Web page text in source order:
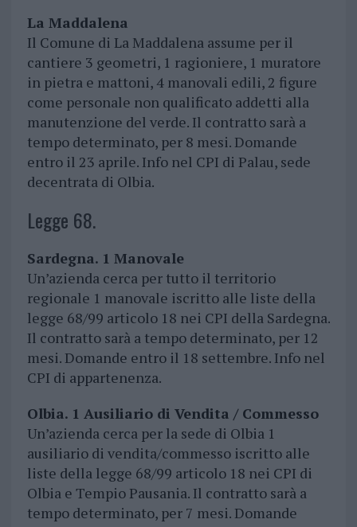
La Maddalena
Il Comune di La Maddalena assume per il
cantiere 3 geometri, 1 ragioniere, 1 muratore
in pietra e mattoni, 4 manovali edili, 2 figure
come personale non qualificato addetti alla
manutenzione del verde. Il contratto sarà a
tempo determinato, per 8 mesi. Domande
entro il 23 aprile. Info nel CPI di Palau, sede
decentrata di Olbia.
Legge 68.
Sardegna. 1 Manovale
Un’azienda cerca per tutto il territorio
regionale 1 manovale iscritto alle liste della
legge 68/99 articolo 18 nei CPI della Sardegna.
Il contratto sarà a tempo determinato, per 12
mesi. Domande entro il 18 settembre. Info nel
CPI di appartenenza.
Olbia. 1 Ausiliario di Vendita / Commesso
Un’azienda cerca per la sede di Olbia 1
ausiliario di vendita/commesso iscritto alle
liste della legge 68/99 articolo 18 nei CPI di
Olbia e Tempio Pausania. Il contratto sarà a
tempo determinato, per 7 mesi. Domande